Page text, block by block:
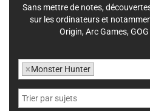
Sans mettre de notes,
sur les ordinateurs et
Origin, Arc Games,
×Monster Hunter